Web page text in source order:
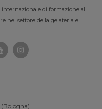
di formazione al
nel settore della gelateria e